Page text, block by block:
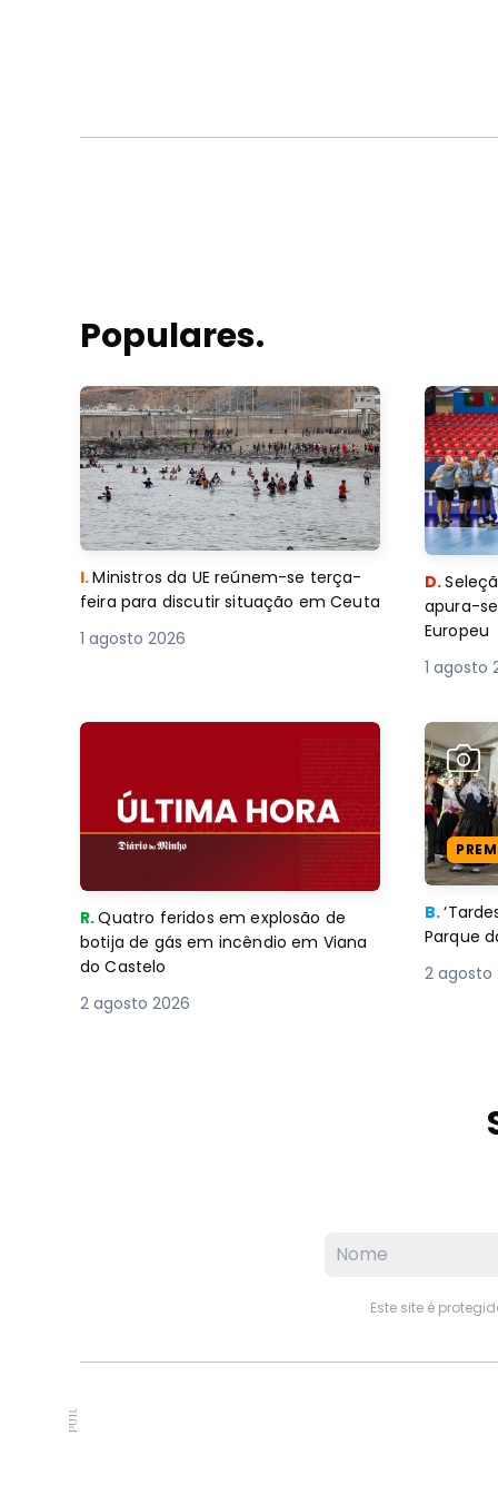
Populares.
I.Ministros da UE reúnem-se terça-
feira para discutir situação em Ceuta
1 agosto 2026
D.
apura-
Europeu
1 agosto
R.Quatro feridos em explosão de
botija de gás em incêndio em Viana
do Castelo
2 agosto 2026
B.
Parque
2 agosto
Este site é
PUB.